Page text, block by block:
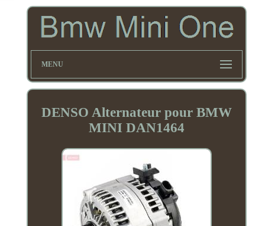
MENU
DENSO Alternateur pour BMW
MINI DAN1464